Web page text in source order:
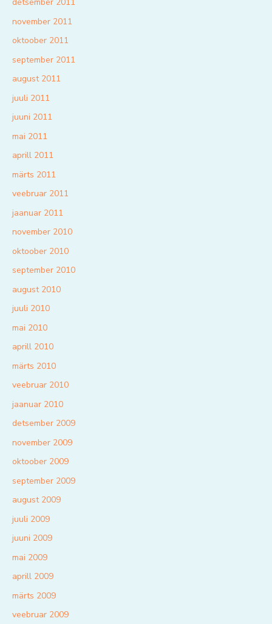
november 2011
oktoober 2011
september 2011
august 2011
juuli 2011
juuni 2011
mai 2011
aprill 2011
märts 2011
veebruar 2011
jaanuar 2011
november 2010
oktoober 2010
september 2010
august 2010
juuli 2010
mai 2010
aprill 2010
märts 2010
veebruar 2010
jaanuar 2010
detsember 2009
november 2009
oktoober 2009
september 2009
august 2009
juuli 2009
juuni 2009
mai 2009
aprill 2009
märts 2009
veebruar 2009